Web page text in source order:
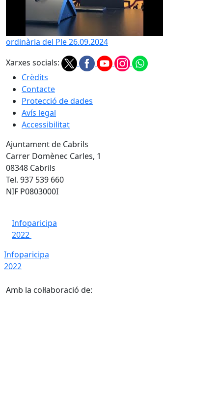
ordinària del Ple 26.09.2024
Xarxes socials:
Crèdits
Contacte
Protecció de dades
Avís legal
Accessibilitat
Ajuntament de Cabrils
Carrer Domènec Carles, 1
08348 Cabrils
Tel. 937 539 660
NIF P0803000I
Infoparicipa
2022
Infoparicipa
2022
Amb la col·laboració de: